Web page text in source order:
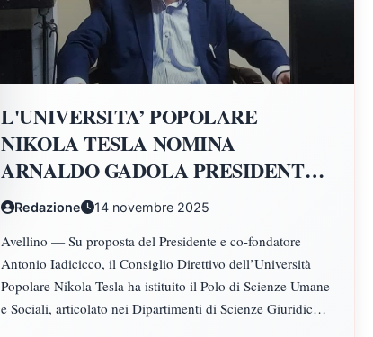
L'UNIVERSITA’ POPOLARE
NIKOLA TESLA NOMINA
ARNALDO GADOLA PRESIDENTE
E DIRETTORE DEI DIPARTIMENTI
DI SCIENZE GIURIDICHE,
ECONOMICHE, SCIENZE
POLITICHE, PSICOLOGIA,
SCIENZE UMANE, FILOSOFIA E
Redazione 14 novembre 2025
Avellino — Su proposta del Presidente e co-fondatore
Antonio Iadicicco, il Consiglio Direttivo dell’Università
Popolare Nikola Tesla ha istituito il Polo di Scienze Umane
e Sociali, articolato nei Dipartimenti di Scienze Giuridiche